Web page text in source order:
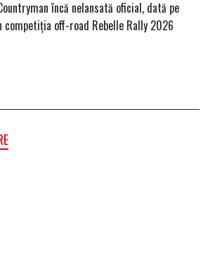
încă nelansată oficial, dată pe
competiția off-road Rebelle Rally 2026